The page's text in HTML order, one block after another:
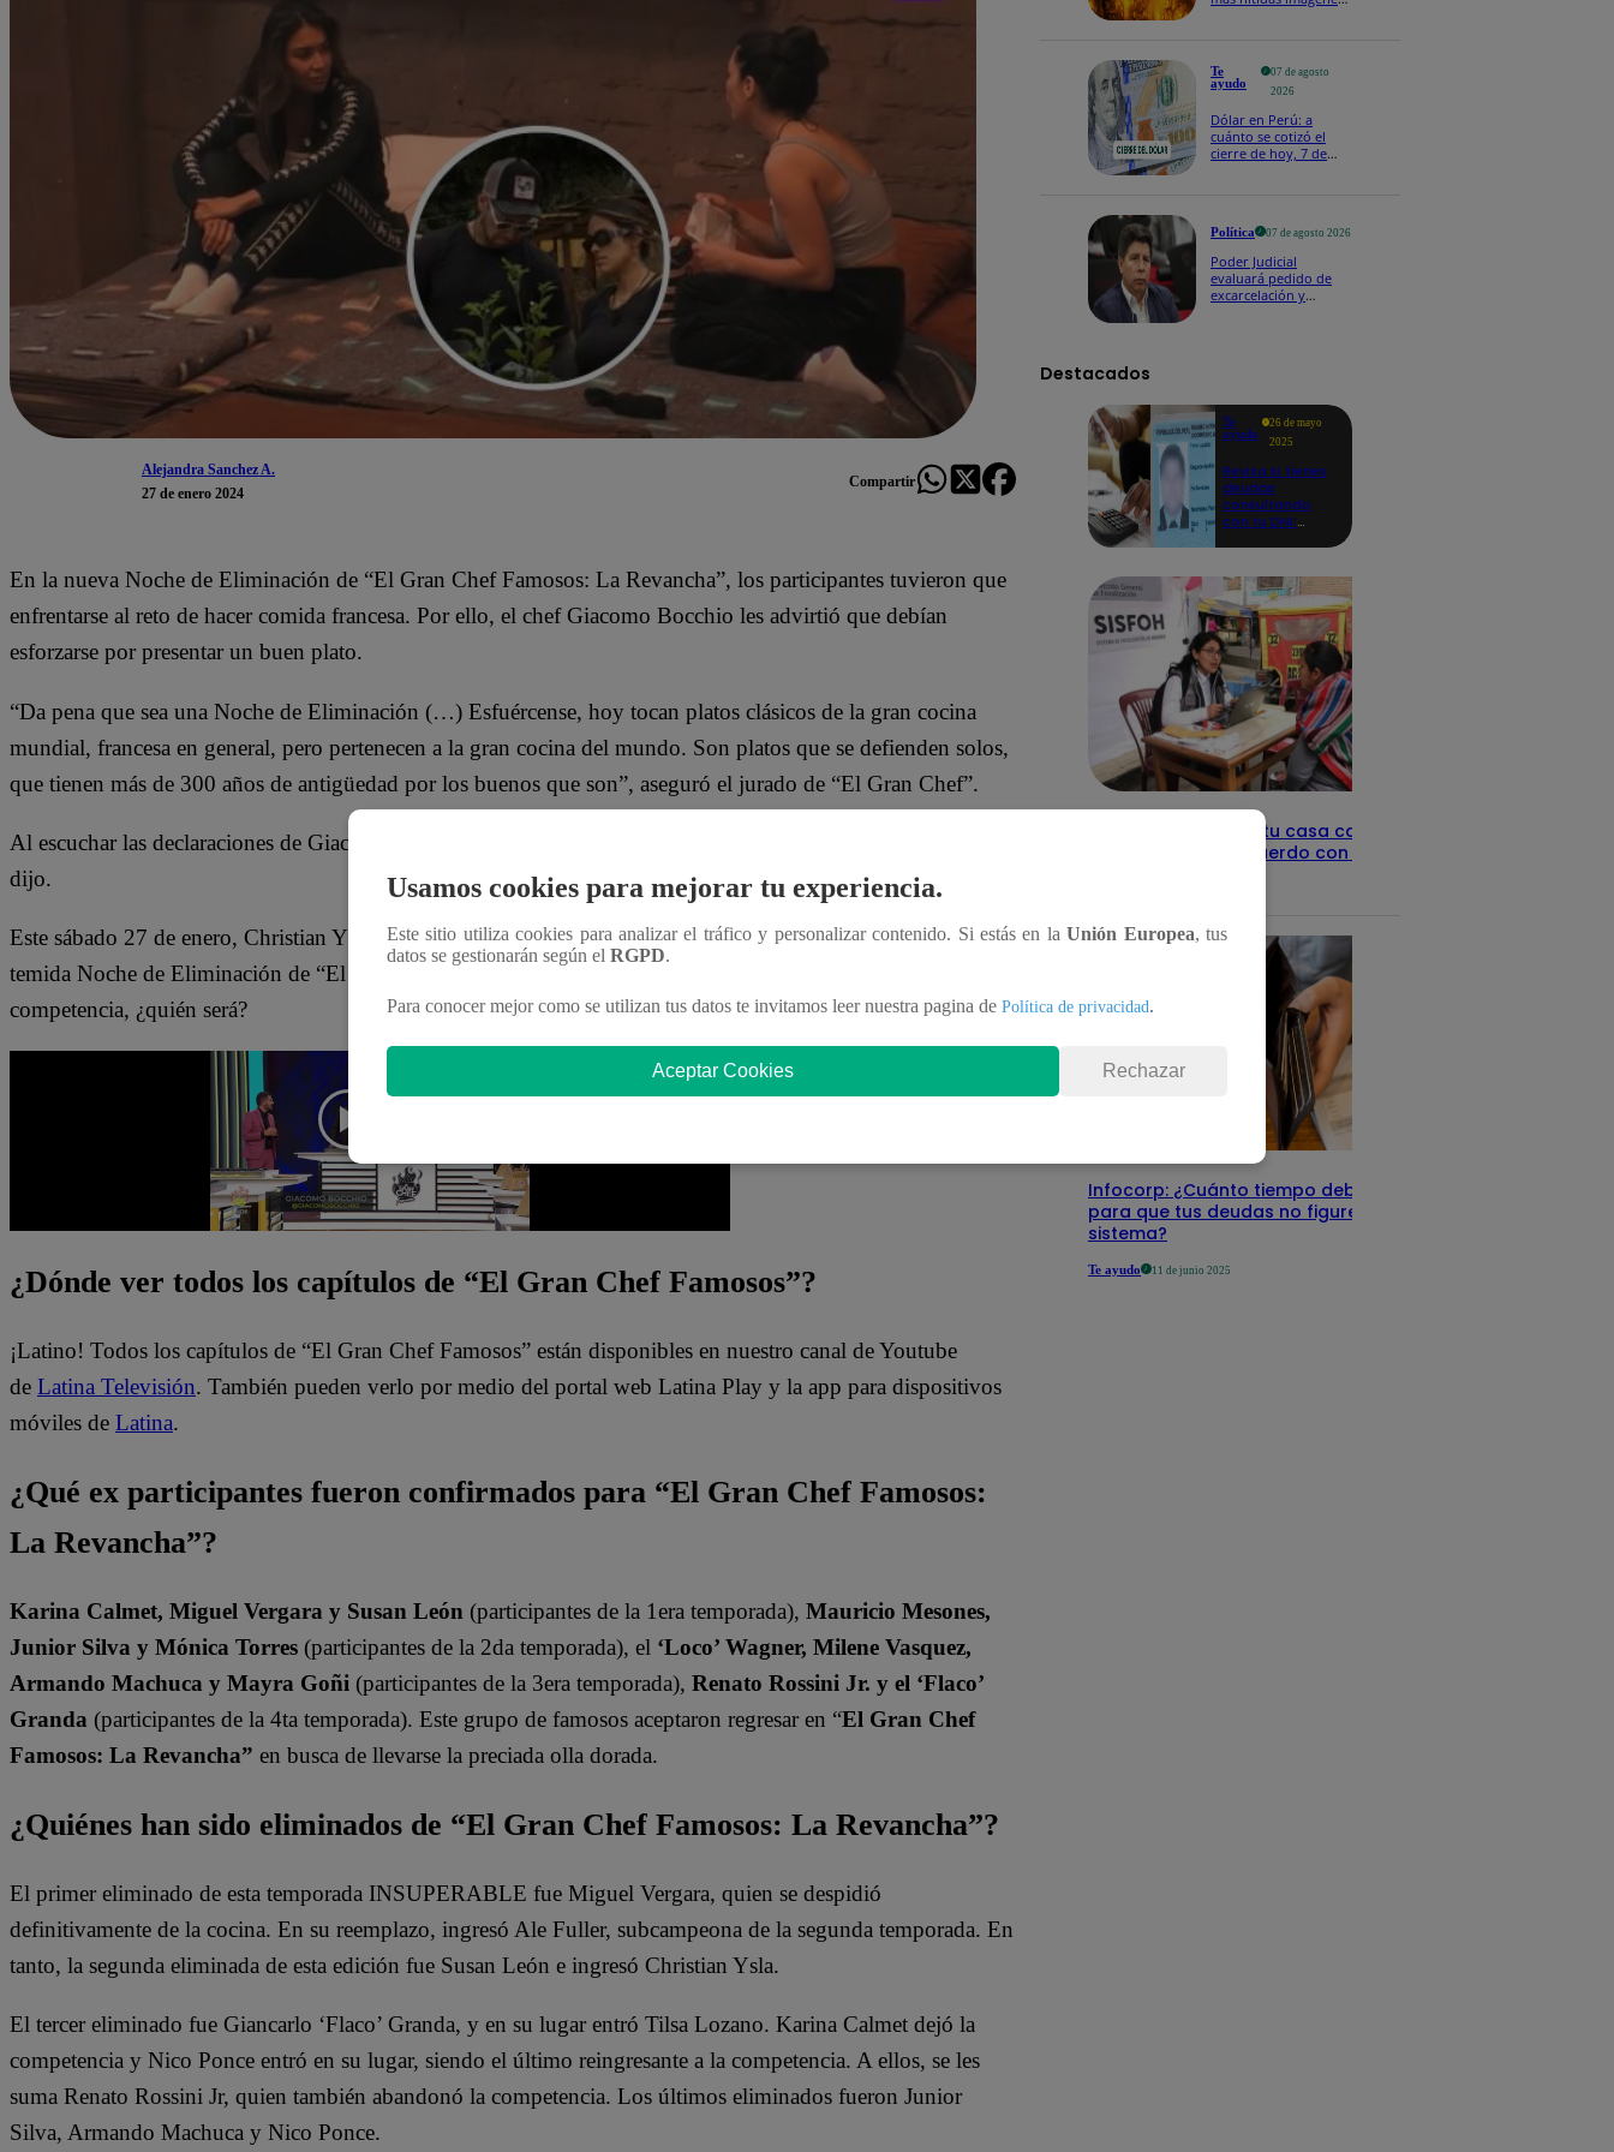
Alejandra Sanchez A.
27 de enero 2024
Compartir
En la nueva Noche de Eliminación de “El Gran Chef Famosos: La Revancha”, los participantes tuvieron que
enfrentarse al reto de hacer comida francesa. Por ello, el chef Giacomo Bocchio les advirtió que debían
esforzarse por presentar un buen plato.
“Da pena que sea una Noche de Eliminación (…) Esfuércense, hoy tocan platos clásicos de la gran cocina
mundial, francesa en general, pero pertenecen a la gran cocina del mundo. Son platos que se defienden solos,
que tienen más de 300 años de antigüedad por los buenos que son”, aseguró el jurado de “El Gran Chef”.
Al escuchar las declaraciones de Giacomo Bocchio, Mayra Goñi se “dio por vencida”. “O sea, ya fue ya”,
dijo.
Este sábado 27 de enero, Christian Ysla, Milene Vazquez, ‘Loco’ Wagner y Mayra Goñi se enfrentan en la
temida Noche de Eliminación de “El Gran Chef Famosos: La Revancha”. Uno de ellos abandonará la
competencia, ¿quién será?
¿Dónde ver todos los capítulos de “El Gran Chef Famosos”?
¡Latino! Todos los capítulos de “El Gran Chef Famosos” están disponibles en nuestro canal de Youtube
de Latina Televisión. También pueden verlo por medio del portal web Latina Play y la app para dispositivos
móviles de Latina.
¿Qué ex participantes fueron confirmados para “El Gran Chef Famosos:
La Revancha”?
Karina Calmet, Miguel Vergara y Susan León (participantes de la 1era temporada), Mauricio Mesones,
Junior Silva y Mónica Torres (participantes de la 2da temporada), el ‘Loco’ Wagner, Milene Vasquez,
Armando Machuca y Mayra Goñi (participantes de la 3era temporada), Renato Rossini Jr. y el ‘Flaco’
Granda (participantes de la 4ta temporada). Este grupo de famosos aceptaron regresar en “El Gran Chef
Famosos: La Revancha” en busca de llevarse la preciada olla dorada.
¿Quiénes han sido eliminados de “El Gran Chef Famosos: La Revancha”?
El primer eliminado de esta temporada INSUPERABLE fue Miguel Vergara, quien se despidió
definitivamente de la cocina. En su reemplazo, ingresó Ale Fuller, subcampeona de la segunda temporada. En
tanto, la segunda eliminada de esta edición fue Susan León e ingresó Christian Ysla.
El tercer eliminado fue Giancarlo ‘Flaco’ Granda, y en su lugar entró Tilsa Lozano. Karina Calmet dejó la
competencia y Nico Ponce entró en su lugar, siendo el último reingresante a la competencia. A ellos, se les
suma Renato Rossini Jr, quien también abandonó la competencia. Los últimos eliminados fueron Junior
Silva, Armando Machuca y Nico Ponce.
Te
ayudo
07 de agosto
2026
Dólar en Perú: a
cuánto se cotizó el
cierre de hoy, 7 de
Política 07 de agosto 2026
Poder Judicial
evaluará pedido de
excarcelación y
Destacados
Te
ayudo
26 de mayo
2025
Revisa si tienes
deudas
consultando
con tu DNI:
detalles
Revisa con tu DNI si tu casa califica
como pobre, de acuerdo con el Sisfoh
Infocorp: ¿Cuánto tiempo debe pasar
para que tus deudas no figuren en su
sistema?
Te ayudo 11 de junio 2025
Usamos cookies para mejorar tu experiencia.
Este sitio utiliza cookies para analizar el tráfico y personalizar contenido. Si estás en laUnión Europea, tus
datos se gestionarán según el RGPD.
Para conocer mejor como se utilizan tus datos te invitamos leer nuestra pagina de Política de privacidad.
Aceptar Cookies Rechazar